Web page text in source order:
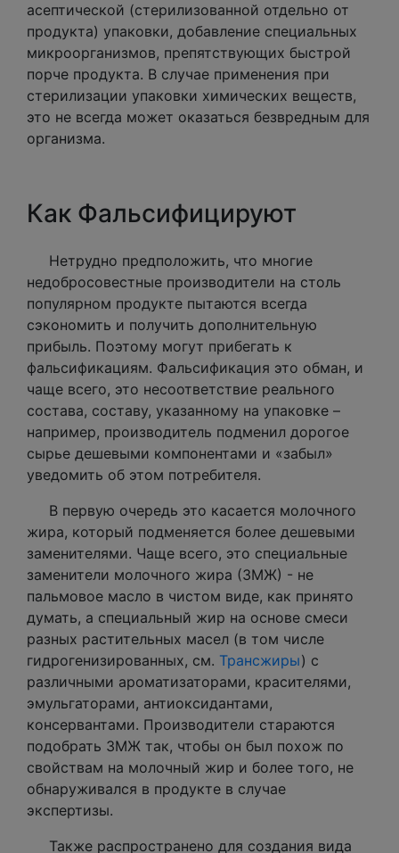
асептической (стерилизованной отдельно от
продукта) упаковки, добавление специальных
микроорганизмов, препятствующих быстрой
порче продукта. В случае применения при
стерилизации упаковки химических веществ,
это не всегда может оказаться безвредным для
организма.
Как Фальсифицируют
Нетрудно предположить, что многие
недобросовестные производители на столь
популярном продукте пытаются всегда
сэкономить и получить дополнительную
прибыль. Поэтому могут прибегать к
фальсификациям. Фальсификация это обман, и
чаще всего, это несоответствие реального
состава, составу, указанному на упаковке –
например, производитель подменил дорогое
сырье дешевыми компонентами и «забыл»
уведомить об этом потребителя.
В первую очередь это касается молочного
жира, который подменяется более дешевыми
заменителями. Чаще всего, это специальные
заменители молочного жира (ЗМЖ) - не
пальмовое масло в чистом виде, как принято
думать, а специальный жир на основе смеси
разных растительных масел (в том числе
гидрогенизированных, см. Трансжиры) с
различными ароматизаторами, красителями,
эмульгаторами, антиоксидантами,
консервантами. Производители стараются
подобрать ЗМЖ так, чтобы он был похож по
свойствам на молочный жир и более того, не
обнаруживался в продукте в случае
экспертизы.
Также распространено для создания вида